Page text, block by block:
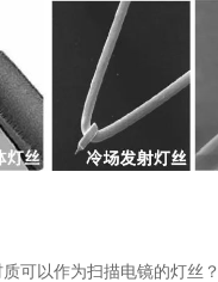
可以作为扫描电镜的灯丝？